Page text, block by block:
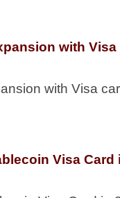
with
with Visa
Visa Card